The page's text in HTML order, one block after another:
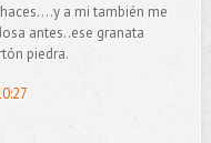
a mi también me
antes..ese granata
piedra.